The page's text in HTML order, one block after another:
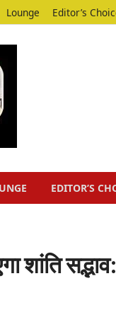
Lounge Editor’s
EDITOR’S
शांति